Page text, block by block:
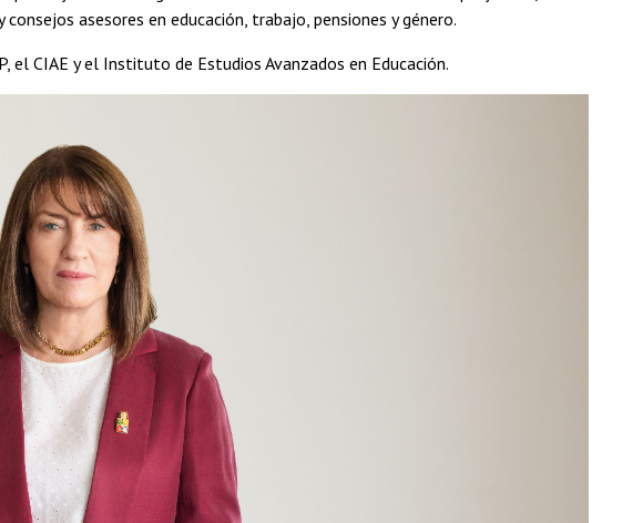
asesores en educación, trabajo, pensiones y género.
el CIAE y el Instituto de Estudios Avanzados en Educación.